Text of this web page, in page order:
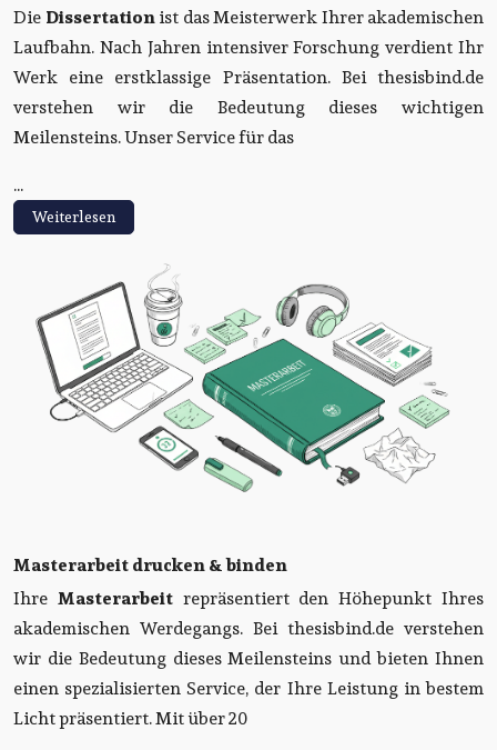
Die Dissertationist das Meisterwerk Ihrer akademischen
Laufbahn. Nach Jahren intensiver Forschung verdient Ihr
Werk eine erstklassige Präsentation. Bei thesisbind.de
verstehen wir die Bedeutung dieses wichtigen
Meilensteins. Unser Service für das
...
Weiterlesen
Masterarbeit drucken & binden
Ihre Masterarbeitrepräsentiert den Höhepunkt Ihres
akademischen Werdegangs. Bei thesisbind.de verstehen
wir die Bedeutung dieses Meilensteins und bieten Ihnen
einen spezialisierten Service, der Ihre Leistung in bestem
Licht präsentiert. Mit über 20